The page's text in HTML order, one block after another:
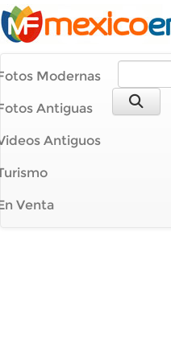
Modernas
Antiguas
Antiguos
Venta